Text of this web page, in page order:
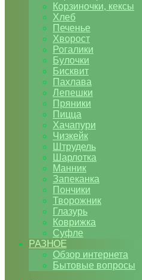
Корзиночки, кексы
Хлеб
Печенье
Хворост
Рогалики
Булочки
Бисквит
Пахлава
Лепешки
Пряники
Пицца
Хачапури
Чизкейк
Штрудель
Шарлотка
Манник
Запеканка
Пончики
Творожник
Глазурь
Коврижка
Суфле
РАЗНОЕ
Обзор интернета
Бытовые вопросы